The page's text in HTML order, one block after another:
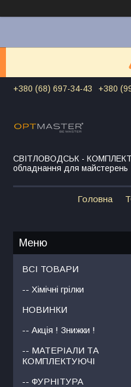
+380 (68) 697-34-43 +380
СВІТЛОВОДСЬК - КОМПЛЕКТ:
обладнання для майстерень
Головна
ВСІ ТОВАРИ
-- Хімічні грілки
НОВИНКИ
-- Акція ! Знижки !
-- МАТЕРІАЛИ ТА
КОМПЛЕКТУЮЧІ
-- ФУРНІТУРА